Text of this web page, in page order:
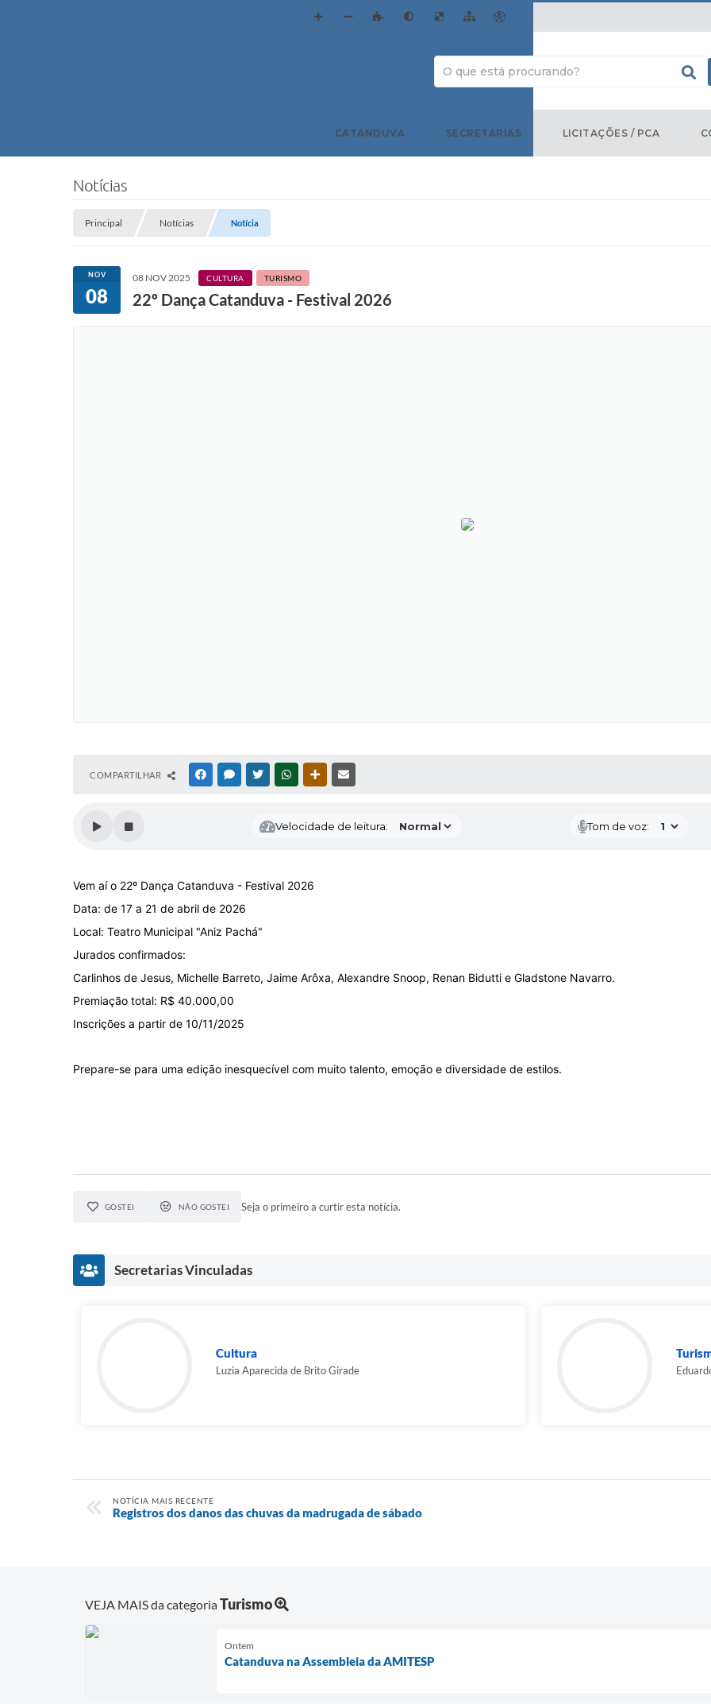
CATANDUVA SECRETARIAS LICITAÇÕES / PCA
Notícias
Principal Notícias Notícia
NOV
08
08 NOV 2025 CULTURA TURISMO
22º Dança Catanduva - Festival 2026
COMPARTILHAR FACEBOOKMESSENGER
TWITTERWHATSAPPOUTRAS MÍDIAS
Velocidade de leitura: Tom de voz:
Vem aí o 22º Dança Catanduva - Festival 2026
Data: de 17 a 21 de abril de 2026
Local: Teatro Municipal "Aniz Pachá"
Jurados confirmados:
Carlinhos de Jesus, Michelle Barreto, Jaime Arôxa, Alexandre Snoop, Renan Bidutti e Gladstone Navarro.
Premiação total: R$ 40.000,00
Inscrições a partir de 10/11/2025
Prepare-se para uma edição inesquecível com muito talento, emoção e diversidade de estilos.
GOSTEI NÃO GOSTEI Seja o primeiro a curtir esta notícia.
Secretarias Vinculadas
Cultura
Luzia Aparecida de Brito Girade
NOTÍCIA MAIS RECENTE
Registros dos danos das chuvas da madrugada de sábado
VEJA MAIS da categoriaTurismo
Ontem
Catanduva na Assembleia da AMITESP